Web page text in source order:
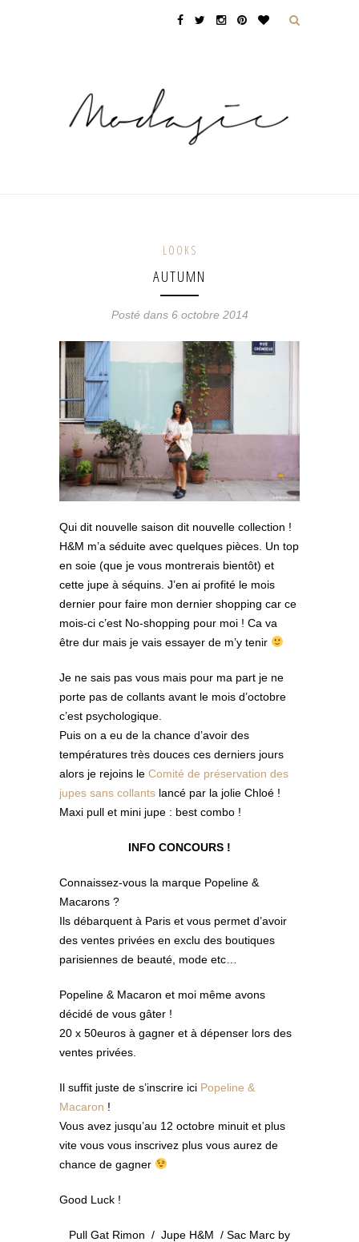
LOOKS
AUTUMN
Posté dans 6 octobre 2014
Qui dit nouvelle saison dit nouvelle collection !
H&M m’a séduite avec quelques pièces. Un top
en soie (que je vous montrerais bientôt) et
cette jupe à séquins. J’en ai profité le mois
dernier pour faire mon dernier shopping car ce
mois-ci c’est No-shopping pour moi ! Ca va
être dur mais je vais essayer de m’y tenir
Je ne sais pas vous mais pour ma part je ne
porte pas de collants avant le mois d’octobre
c’est psychologique.
Puis on a eu de la chance d’avoir des
températures très douces ces derniers jours
alors je rejoins le Comité de préservation des
jupes sans collants lancé par la jolie Chloé !
Maxi pull et mini jupe : best combo !
INFO CONCOURS !
Connaissez-vous la marque Popeline &
Macarons ?
Ils débarquent à Paris et vous permet d’avoir
des ventes privées en exclu des boutiques
parisiennes de beauté, mode etc…
Popeline & Macaron et moi même avons
décidé de vous gâter !
20 x 50euros à gagner et à dépenser lors des
ventes privées.
Il suffit juste de s’inscrire ici Popeline &
Macaron !
Vous avez jusqu’au 12 octobre minuit et plus
vite vous vous inscrivez plus vous aurez de
chance de gagner
Good Luck !
Pull Gat Rimon / Jupe H&M / Sac Marc by